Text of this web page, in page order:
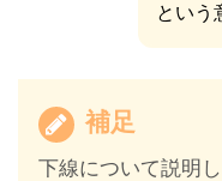
という
補足
下線について説明